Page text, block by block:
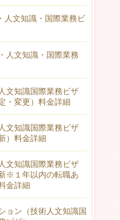
人文知識・国際業務ビ
人文知識・国際業務
文知識国際業務ビザ
・変更）料金詳細
文知識国際業務ビザ
）料金詳細
文知識国際業務ビザ
新※１年以内の転職あ
金詳細
ョン（技術人文知識国